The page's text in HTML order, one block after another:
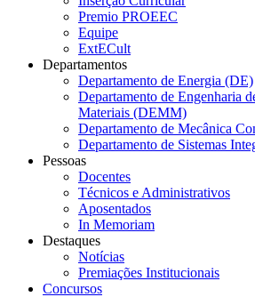
Premio PROEEC
Equipe
ExtECult
Departamentos
Departamento de Energia (DE)
Departamento de Engenharia
Materiais (DEMM)
Departamento de Mecânica
Departamento de Sistemas
Pessoas
Docentes
Técnicos e Administrativos
Aposentados
In Memoriam
Destaques
Notícias
Premiações Institucionais
Concursos